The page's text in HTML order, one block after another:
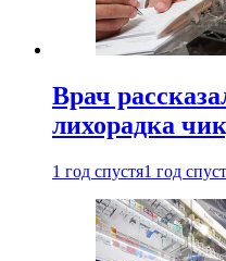
Врач
лихорадка
1 год спустя1 год